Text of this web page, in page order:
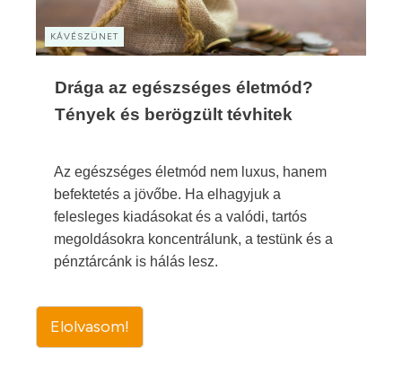
KÁVÉSZÜNET
Drága az egészséges életmód?
Tények és berögzült tévhitek
Az egészséges életmód nem luxus, hanem
befektetés a jövőbe. Ha elhagyjuk a
felesleges kiadásokat és a valódi, tartós
megoldásokra koncentrálunk, a testünk és a
pénztárcánk is hálás lesz.
Elolvasom!